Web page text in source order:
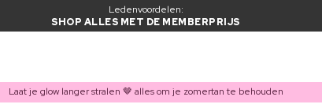
Ledenvoordelen:
SHOP ALLES MET DE MEMBERPRIJS
Laat je glow langer stralen 🤎 alles om je zomertan te behouden